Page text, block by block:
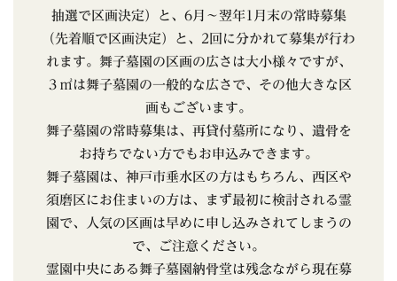
抽選で区画決定）と、6月〜翌年1月末の常時募集
（先着順で区画決定）と、2回に分かれて募集が行わ
れます。舞子墓園の区画の広さは大小様々ですが、
３㎡は舞子墓園の一般的な広さで、その他大きな区
画もございます。
舞子墓園の常時募集は、再貸付墓所になり、遺骨を
お持ちでない方でもお申込みできます。
舞子墓園は、神戸市垂水区の方はもちろん、西区や
須磨区にお住まいの方は、まず最初に検討される霊
園で、人気の区画は早めに申し込みされてしまうの
で、ご注意ください。
霊園中央にある舞子墓園納骨堂は残念ながら現在募